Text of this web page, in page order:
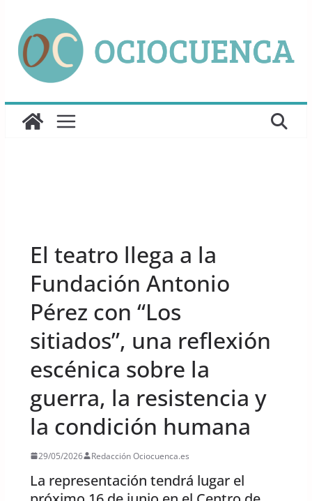
contenido
El teatro llega a la
Fundación Antonio
Pérez con “Los
sitiados”, una reflexión
escénica sobre la
guerra, la resistencia y
la condición humana
29/05/2026 Redacción Ociocuenca.es
La representación tendrá lugar el